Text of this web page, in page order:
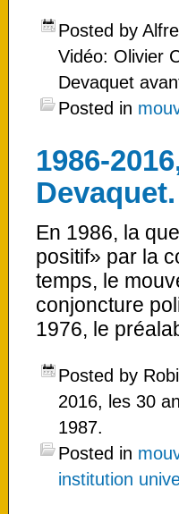
Posted by
Vidéo: Olivier
Devaquet
Posted in
1986-
En 1986, la
positif» par la
temps, le
conjoncture
1976, le
Posted by
2016, les 30
1987.
Posted in
institution